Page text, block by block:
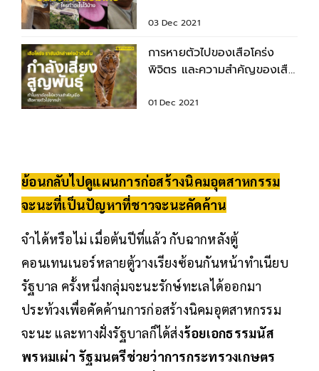
แล้ว
03 Dec 2021
การหายตัวไปของเสือโคร่ง
พิจิตร และความสำคัญของเสือ
01 Dec 2021
ย้อนกลับไปดูแผนการก่อสร้างนิคมอุตสาหกรรม
จะนะที่เป็นปัญหาที่ชาวจะนะคัดค้าน
จำได้หรือไม่ เมื่อต้นปีที่แล้ว กับฉากหลังตู้
คอนเทนเนอร์หลายตู้วางเรียงซ้อนกันหน้าทำเนียบ
รัฐบาล ครั้งหนึ่งกลุ่มจะนะรักษ์ทะเลได้ออกมา
ประท้วงเพื่อคัดค้านการก่อสร้างนิคมอุตสาหกรรม
จะนะ และทางฝั่งรัฐบาลก็ได้ส่งร้อยเอกธรรมนัส
พรหมเผ่า รัฐมนตรีช่วยว่าการกระทรวงเกษตร